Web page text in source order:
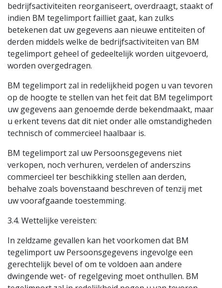
bedrijfsactiviteiten reorganiseert, overdraagt, staakt of
indien BM tegelimport failliet gaat, kan zulks
betekenen dat uw gegevens aan nieuwe entiteiten of
derden middels welke de bedrijfsactiviteiten van BM
tegelimport geheel of gedeeltelijk worden uitgevoerd,
worden overgedragen.
BM tegelimport zal in redelijkheid pogen u van tevoren
op de hoogte te stellen van het feit dat BM tegelimport
uw gegevens aan genoemde derde bekendmaakt, maar
u erkent tevens dat dit niet onder alle omstandigheden
technisch of commercieel haalbaar is.
BM tegelimport zal uw Persoonsgegevens niet
verkopen, noch verhuren, verdelen of anderszins
commercieel ter beschikking stellen aan derden,
behalve zoals bovenstaand beschreven of tenzij met
uw voorafgaande toestemming.
3.4. Wettelijke vereisten:
In zeldzame gevallen kan het voorkomen dat BM
tegelimport uw Persoonsgegevens ingevolge een
gerechtelijk bevel of om te voldoen aan andere
dwingende wet- of regelgeving moet onthullen. BM